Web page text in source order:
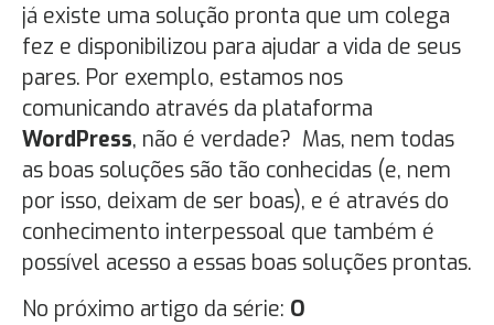
já existe uma solução pronta que um colega
fez e disponibilizou para ajudar a vida de seus
pares. Por exemplo, estamos nos
comunicando através da plataforma
WordPress, não é verdade? Mas, nem todas
as boas soluções são tão conhecidas (e, nem
por isso, deixam de ser boas), e é através do
conhecimento interpessoal que também é
possível acesso a essas boas soluções prontas.
No próximo artigo da série: O